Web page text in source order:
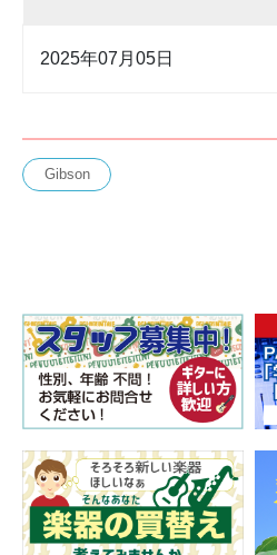
2025年07月05日
Gibson